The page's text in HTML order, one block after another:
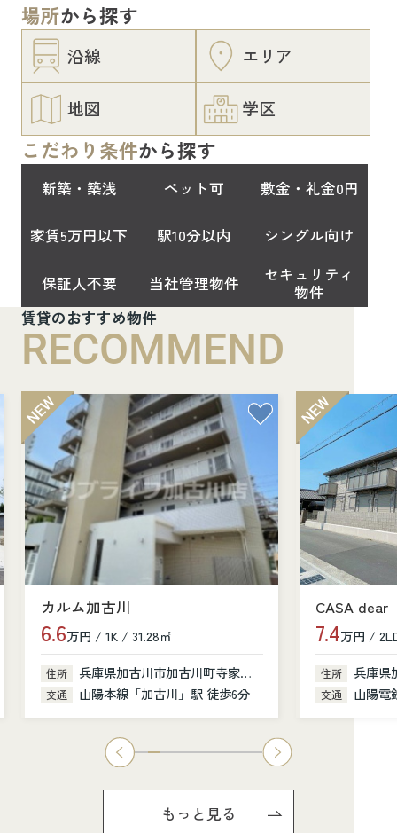
場所から探す
沿線 エリア
地図 学区
こだわり条件から探す
新築・築浅 ペット可 敷金・礼金0円
家賃5万円以下 駅10分以内 シングル向け
保証人不要 当社管理物件
セキュリティ
物件
賃貸のおすすめ物件
RECOMMEND
カルム加古川
6.6万円 / 1K / 31.28㎡
住所 兵庫県加古川市加古川町寺家町379-1
交通 山陽本線「加古川」駅 徒歩6分
CASA dear
7.4万円 /
住所 兵庫県
交通 山陽電
もっと見る